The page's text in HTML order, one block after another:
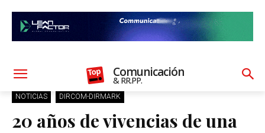
Comunicación
& RR.PP.
NOTICIAS DIRCOM-DIRMARK
20 años de vivencias de una